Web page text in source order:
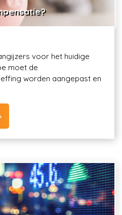
voor het huidige
moet de
worden aangepast en